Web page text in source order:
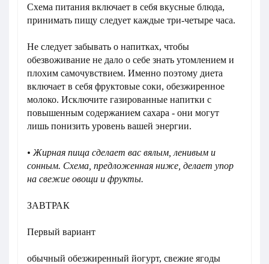
Схема питания включает в себя вкусные блюда,
принимать пищу следует каждые три-четыре часа.
Не следует забывать о напитках, чтобы
обезвоживание не дало о себе знать утомлением и
плохим самочувствием. Именно поэтому диета
включает в себя фруктовые соки, обезжиренное
молоко. Исключите газированные напитки с
повышенным содержанием сахара - они могут
лишь понизить уровень вашей энергии.
• Жирная пища сделает вас вялым, ленивым и
сонным. Схема, предложенная ниже, делает упор
на свежие овощи и фрукты.
ЗАВТРАК
Первый вариант
обычный обезжиренный йогурт, свежие ягоды